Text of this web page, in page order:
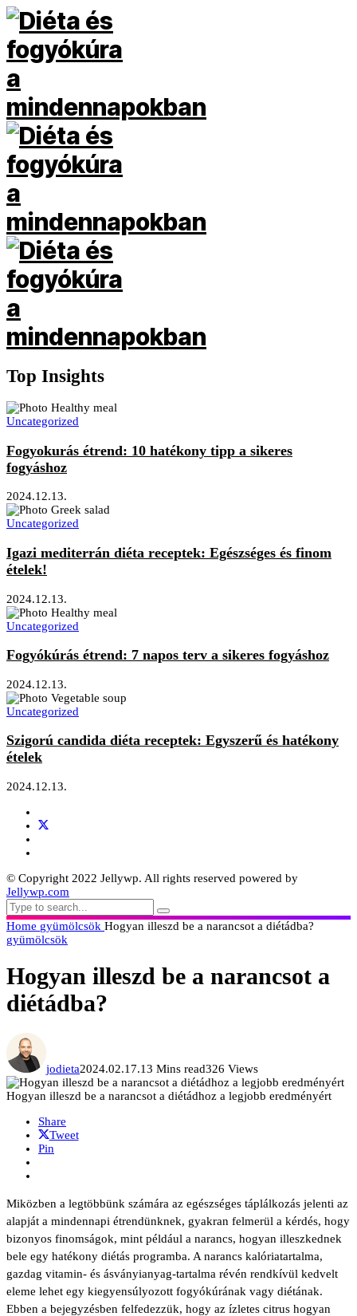
Top Insights
Uncategorized
Fogyokurás étrend: 10 hatékony tipp a sikeres
fogyáshoz
2024.12.13.
Uncategorized
Igazi mediterrán diéta receptek: Egészséges és finom
ételek!
2024.12.13.
Uncategorized
Fogyókúrás étrend: 7 napos terv a sikeres fogyáshoz
2024.12.13.
Uncategorized
Szigorú candida diéta receptek: Egyszerű és hatékony
ételek
2024.12.13.
© Copyright 2022 Jellywp. All rights reserved powered by
Jellywp.com
Home gyümölcsök Hogyan illeszd be a narancsot a diétádba?
gyümölcsök
Hogyan illeszd be a narancsot a
diétádba?
jodieta2024.02.17.13 Mins read326 Views
Hogyan illeszd be a narancsot a diétádhoz a legjobb eredményért
Share
Tweet
Pin
Miközben a legtöbbünk számára az egészséges táplálkozás jelenti az
alapját a mindennapi étrendünknek, gyakran felmerül a kérdés, hogy
bizonyos finomságok, mint például a narancs, hogyan illeszkednek
bele egy hatékony diétás programba. A narancs kalóriatartalma,
gazdag vitamin- és ásványianyag-tartalma révén rendkívül kedvelt
eleme lehet egy kiegyensúlyozott fogyókúrának vagy diétának.
Ebben a bejegyzésben felfedezzük, hogy az ízletes citrus hogyan